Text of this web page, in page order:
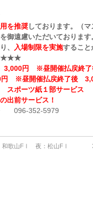
を推奨しております。（マ
御遠慮いただいております
、
入場制限を実施すること
★★★
3,000円 ※昼開催払戻終
円 ※昼開催払戻終了後
ポーツ紙１部サービス
出前サービス！
096-352-5979
和歌山FⅠ 夜：松山FⅠ